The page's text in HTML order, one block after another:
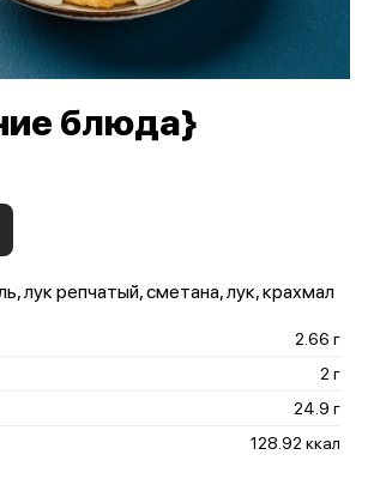
блюда}
лук репчатый, сметана, лук, крахмал
2.66 г
2 г
24.9 г
128.92 ккал